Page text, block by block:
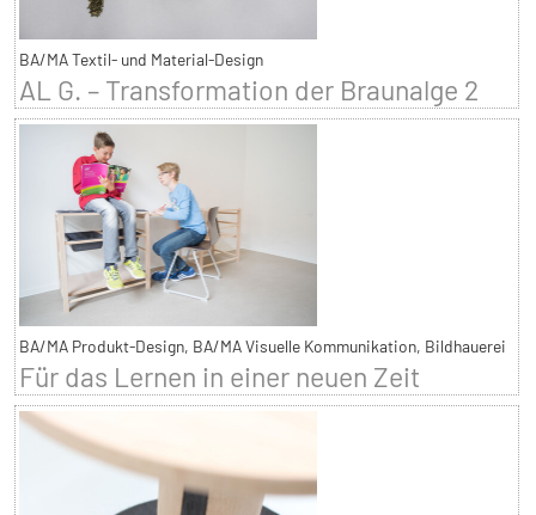
BA/MA Textil- und Material-Design
AL G. – Transformation der Braunalge 2
BA/MA Produkt-Design, BA/MA Visuelle Kommunikation, Bildhauerei
Für das Lernen in einer neuen Zeit